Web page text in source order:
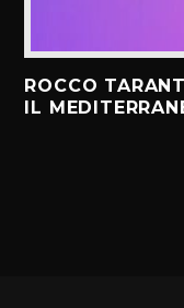
ROCCO
IL